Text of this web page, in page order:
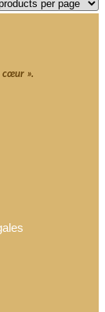
cœur ».